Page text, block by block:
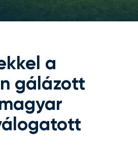
a
gálázott